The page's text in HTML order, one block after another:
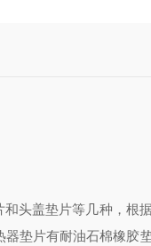
头盖垫片等几种，根
垫片有耐油石棉橡胶